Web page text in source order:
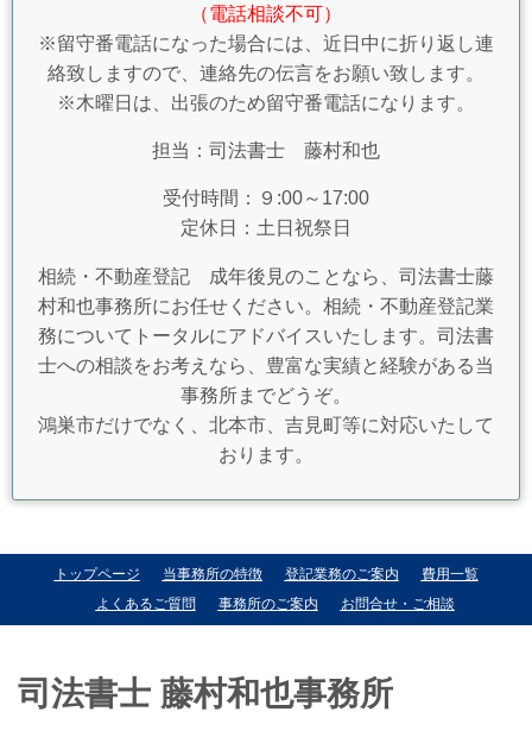
（電話相談不可）
※留守番電話になった場合には、近日中に折り返し連
絡致しますので、連絡先の伝言をお願い致します。
※木曜日は、出張のため留守番電話になります。
担当：司法書士 藤村和也
受付時間：９:00～17:00
定休日：土日祝祭日
相続・不動産登記 成年後見のことなら、司法書士藤
村和也事務所にお任せください。相続・不動産登記業
務についてトータルにアドバイスいたします。司法書
士への相談をお考えなら、豊富な実績と経験がある当
事務所までどうぞ。
鴻巣市だけでなく、北本市、吉見町等に対応いたして
おります。
トップページ 当事務所の特徴 登記業務のご案内
費用一覧
よくあるご質問
事務所のご案内 お問合せ・ご相談
司法書士 藤村和也事務所